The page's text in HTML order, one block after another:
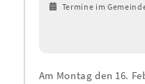
Termine im
Am Montag den 16.